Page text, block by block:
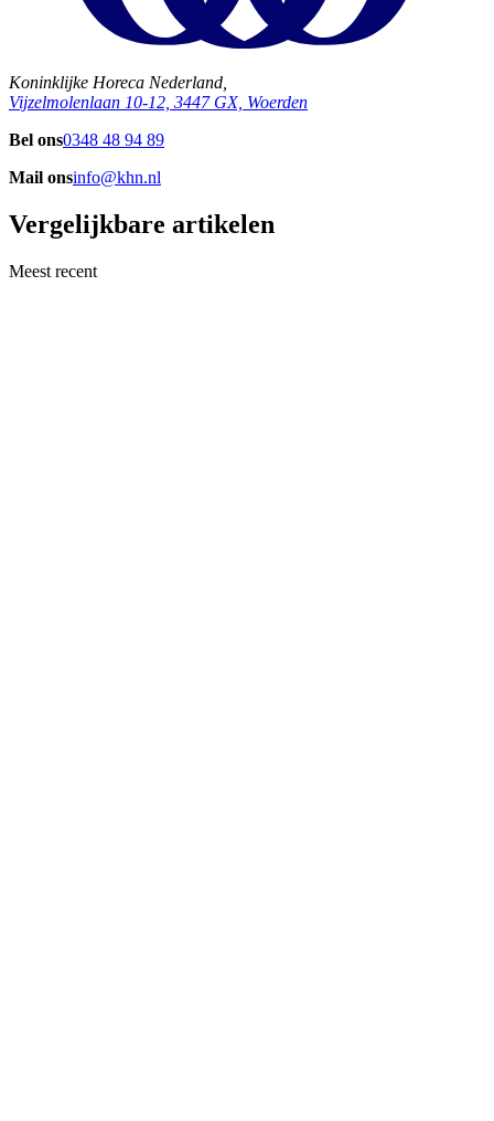
Koninklijke Horeca Nederland,
Vijzelmolenlaan 10-12, 3447 GX, Woerden
Bel ons0348 48 94 89
Mail onsinfo@khn.nl
Vergelijkbare artikelen
Meest recent